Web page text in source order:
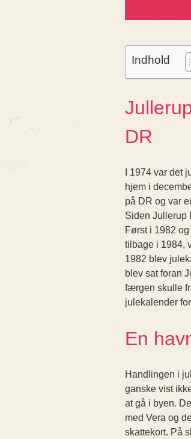
Indhold
DR
I 1974 var det
hjem i
på DR og var
Siden Jullerup
Først i 1982
tilbage i 1984,
1982 blev
blev sat foran
færgen skulle
julekalender
En
Handlingen i
ganske vist
at gå i byen.
med Vera og
skattekort. På